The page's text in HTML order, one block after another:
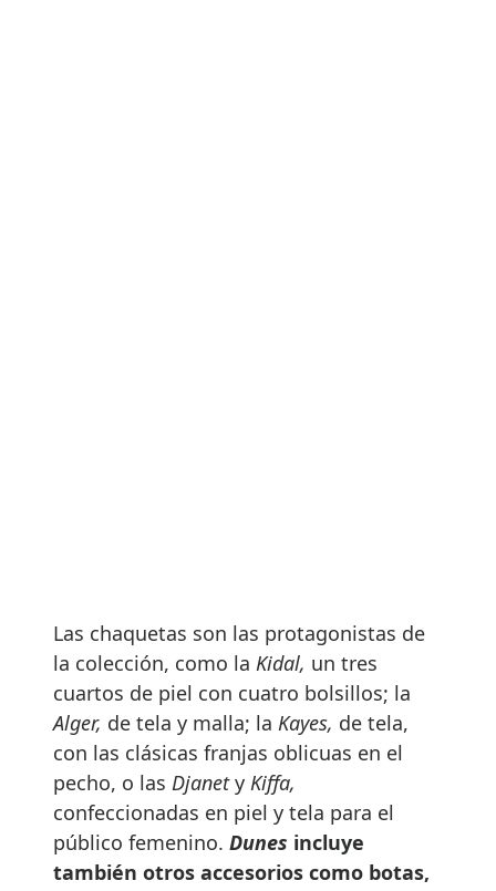
Las chaquetas son las protagonistas de
la colección, como la Kidal, un tres
cuartos de piel con cuatro bolsillos; la
Alger, de tela y malla; la Kayes, de tela,
con las clásicas franjas oblicuas en el
pecho, o las Djanety Kiffa,
confeccionadas en piel y tela para el
público femenino. Dunes incluye
también otros accesorios como botas,